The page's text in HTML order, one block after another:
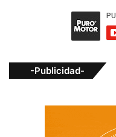
-Publicidad-